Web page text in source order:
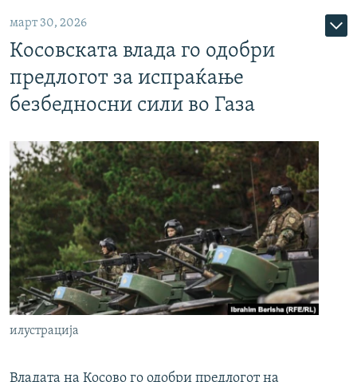
март 30, 2026
Косовската влада го одобри
предлогот за испраќање
безбедносни сили во Газа
илустрација
Владата на Косово го одобри предлогот на